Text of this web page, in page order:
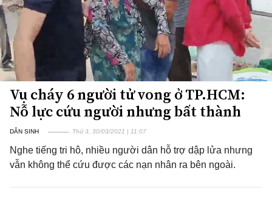
Vụ cháy 6 người tử vong ở TP.HCM:
Nỗ lực cứu người nhưng bất thành
DÂN SINH Thứ 3, 30/03/2021 | 11:07
Nghe tiếng tri hô, nhiều người dân hỗ trợ dập lửa nhưng
vẫn không thể cứu được các nạn nhân ra bên ngoài.